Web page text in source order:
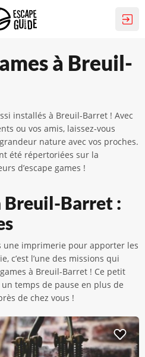
à Breuil-
installés à Breuil-Barret ! Avec
ou vos amis, laissez-vous
nature avec vos proches.
été répertoriées sur la
d’escape games !
Breuil-Barret :
une imprimerie pour apporter les
c’est l’une des missions qui
à Breuil-Barret ! Ce petit
temps de pause en plus de
de chez vous !